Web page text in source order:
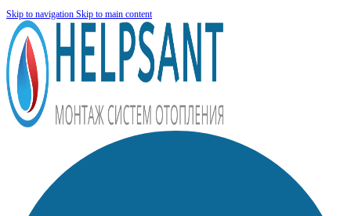
Skip to navigation Skip to main content